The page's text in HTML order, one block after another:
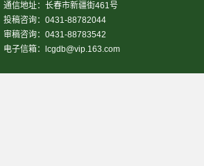
通信地址：长春市新疆街461号
投稿咨询：0431-88782044
审稿咨询：0431-88783542
电子信箱：
lcgdb@vip.163.com